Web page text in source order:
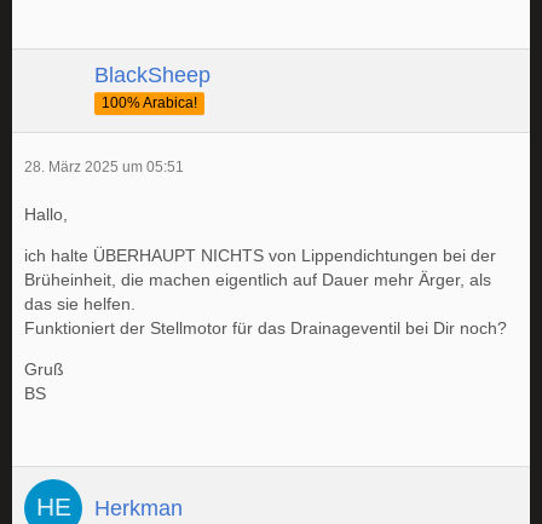
BlackSheep
100% Arabica!
28. März 2025 um 05:51
Hallo,
ich halte ÜBERHAUPT NICHTS von Lippendichtungen bei der
Brüheinheit, die machen eigentlich auf Dauer mehr Ärger, als
das sie helfen.
Funktioniert der Stellmotor für das Drainageventil bei Dir noch?
Gruß
BS
Herkman